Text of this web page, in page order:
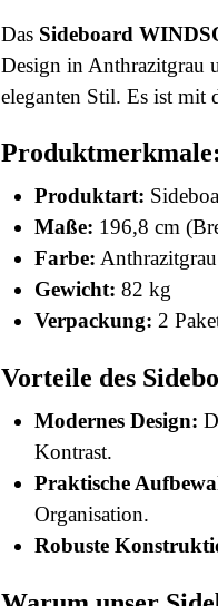
Das Sideboard
Design in Anthrazitgrau
eleganten Stil. Es ist mit
Produktmerkmale:
Produktart:
Maße: 196,8 cm
Farbe:
Gewicht: 82 kg
Verpackung: 2
Vorteile des
Modernes Design:
Kontrast.
Praktische
Organisation.
Robuste